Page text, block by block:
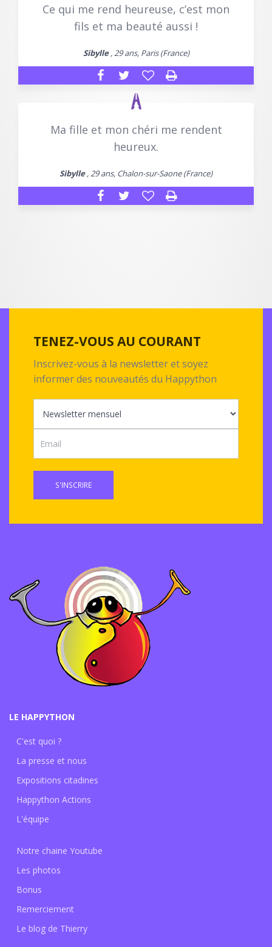
Ce qui me rend heureuse, c’est mon
fils et ma beauté aussi !
Sibylle, 29 ans, Paris (France)
Ma fille et mon chéri me rendent
heureux.
Sibylle, 29 ans, Chalon-sur-Saone (France)
TENEZ-VOUS AU COURANT
Inscrivez-vous à la newsletter et soyez
informer des nouveautés du Happython
S'INSCRIRE
LE HAPPYTHON
C'est quoi ?
La presse et nous
Expositions citadines
Happython Actions
L'équipe
Notre chaine Youtube
Les photos
Bonus
Remerciement
Le blog de Thierry